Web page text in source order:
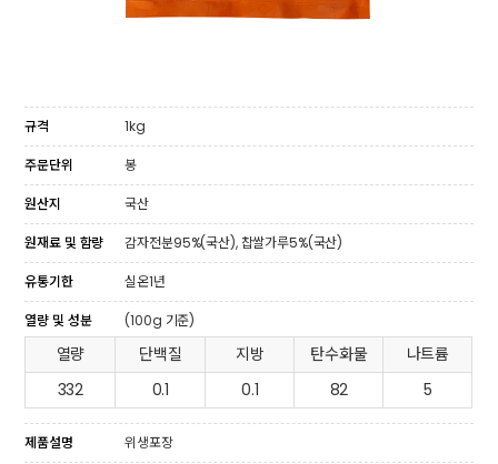
규격 1kg
주문단위 봉
원산지 국산
원재료 및 함량 감자전분95%(국산), 찹쌀가루5%(국산)
유통기한 실온1년
열량 및 성분 (100g 기준)
열량 단백질 지방 탄수화물
나트륨
332
0.1 0.1 82 5
제품설명 위생포장